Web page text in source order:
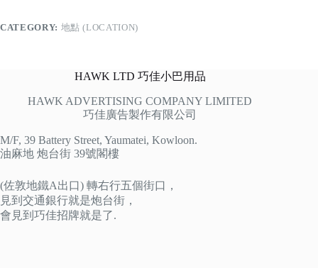
quantity
CATEGORY: 地點 (LOCATION)
HAWK LTD 巧佳小巴用品
HAWK ADVERTISING COMPANY LIMITED
巧佳廣告製作有限公司
M/F, 39 Battery Street, Yaumatei, Kowloon.
油麻地 炮台街 39號閣樓
(佐敦地鐵A出口) 轉右行五個街口，
見到交通銀行就是炮台街，
會見到巧佳招牌就是了.